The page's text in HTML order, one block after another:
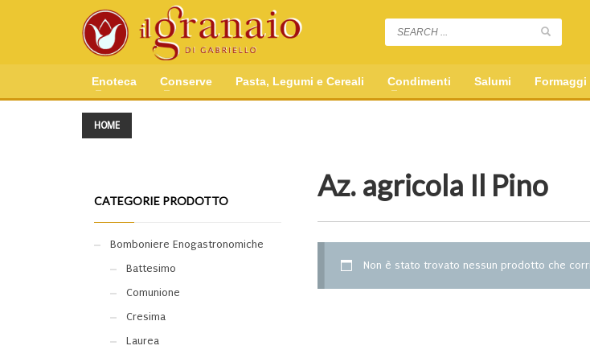
Enoteca Conserve Pasta, Legumi e Cereali Condimenti Salumi Formaggi
HOME
Az. agricola Il Pino
Non è stato trovato nessun prodotto che
CATEGORIE PRODOTTO
Bomboniere Enogastronomiche
Battesimo
Comunione
Cresima
Laurea